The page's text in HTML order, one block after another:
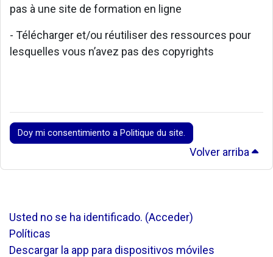
pas à une site de formation en ligne
- Télécharger et/ou réutiliser des ressources pour
lesquelles vous n’avez pas des copyrights
Doy mi consentimiento a Politique du site.
Volver arriba
Usted no se ha identificado. (Acceder)
Políticas
Descargar la app para dispositivos móviles